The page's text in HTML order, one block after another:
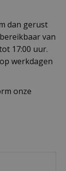
dan gerust
van
17:00 uur.
werkdagen
onze